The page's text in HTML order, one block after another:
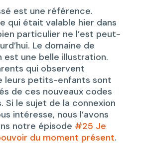
est une référence.
qui était valable hier dans
particulier ne l’est peut-
Le domaine de
est une belle illustration.
qui observent
leurs petits-enfants sont
de ces nouveaux codes
Si le sujet de la connexion
intéresse, nous l’avons
notre épisode #25 Je
du moment présent.